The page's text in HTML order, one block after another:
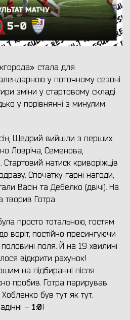
стала для
у поточному сезоні
зміни у стартовому складі
у порівнянні з минулим
Щедрий вийшли з перших
Ловріча, Семенова,
натиск криворіжців
Спочатку гарні нагоди,
Васін та Дебелко (двічі). На
творив Готра.
просто тотальною, гостям
воріт, постійно пресингуючи
поля. Й на 19 хвилині
відкрити рахунок!
на підбиранні після
пробив. Готра парирував
був тут як тут.
– 1:0!